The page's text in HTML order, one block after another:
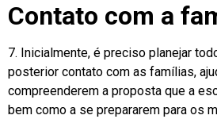
Contato com a
7. Inicialmente, é preciso planejar
posterior contato com as famílias,
compreenderem a proposta que a
bem como a se prepararem para os